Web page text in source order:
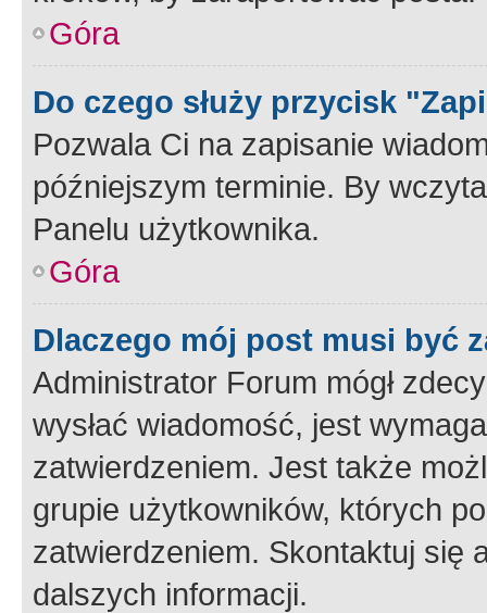
Góra
Do czego służy przycisk
Pozwala Ci na zapisanie
późniejszym terminie. By
Panelu użytkownika.
Góra
Dlaczego mój post musi być
Administrator Forum mógł
wysłać wiadomość, jest
zatwierdzeniem. Jest także
grupie użytkowników, których
zatwierdzeniem. Skontaktuj się
dalszych informacji.